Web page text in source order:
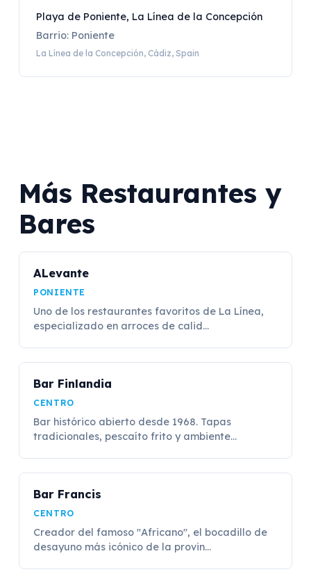
Playa de Poniente, La Línea de la Concepción
Barrio: Poniente
La Línea de la Concepción, Cádiz, Spain
Más Restaurantes y
Bares
ALevante
PONIENTE
Uno de los restaurantes favoritos de La Línea,
especializado en arroces de calid...
Bar Finlandia
CENTRO
Bar histórico abierto desde 1968. Tapas
tradicionales, pescaíto frito y ambiente...
Bar Francis
CENTRO
Creador del famoso "Africano", el bocadillo de
desayuno más icónico de la provin...